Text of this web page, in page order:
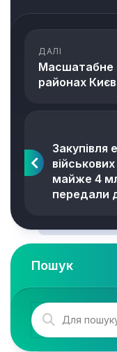
ДАЛІ
Масшатабне
районах
Закупівля
майже 4
передали
Пошук